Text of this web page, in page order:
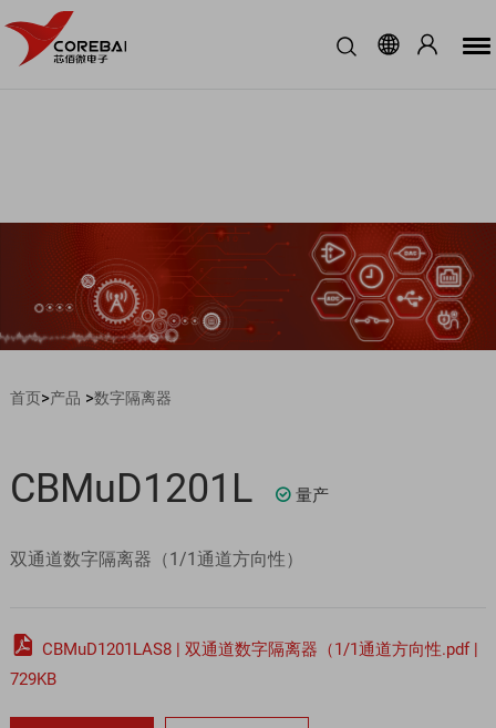
首页>产品 >数字隔离器
CBMuD1201L 量产
双通道数字隔离器（1/1通道方向性）
 CBMuD1201LAS8 | 双通道数字隔离器（1/1通道方向性.pdf |
729KB